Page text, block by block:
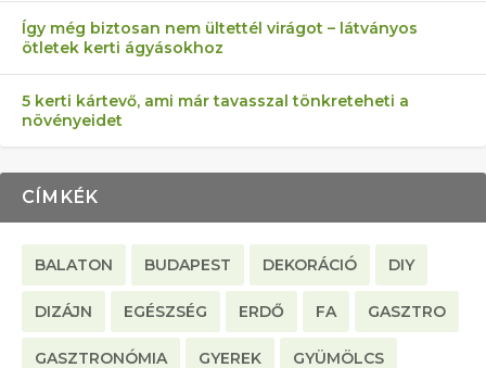
Így még biztosan nem ültettél virágot – látványos
ötletek kerti ágyásokhoz
5 kerti kártevő, ami már tavasszal tönkreteheti a
növényeidet
CÍMKÉK
BALATON BUDAPEST DEKORÁCIÓ DIY
DIZÁJN EGÉSZSÉG ERDŐ FA GASZTRO
GASZTRONÓMIA GYEREK GYÜMÖLCS